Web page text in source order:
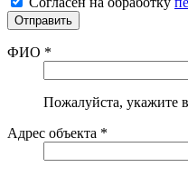
ФИО *
Пожалуйста, укажите
Адрес объекта *